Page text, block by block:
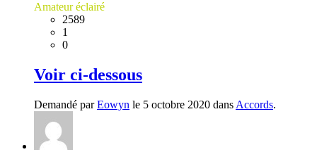
Amateur éclairé
2589
1
0
Voir ci-dessous
Demandé parEowyn le 5 octobre 2020 dans Accords.